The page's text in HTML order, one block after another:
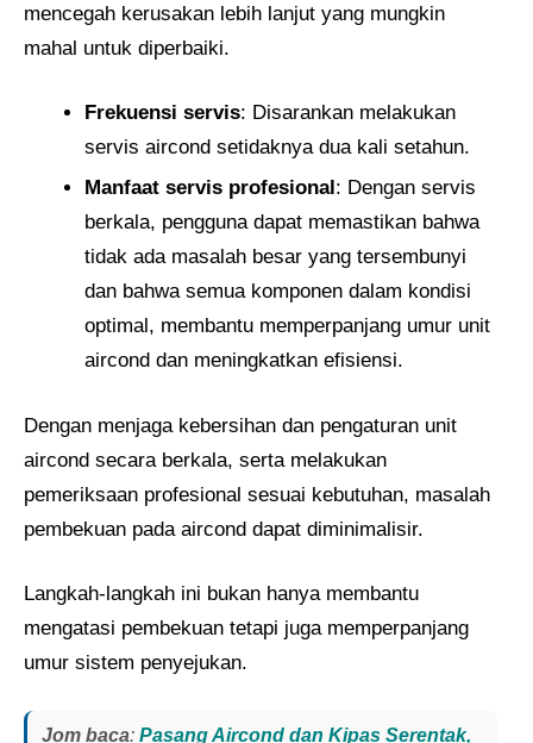
mencegah kerusakan lebih lanjut yang mungkin
mahal untuk diperbaiki.
Frekuensi servis: Disarankan melakukan
servis aircond setidaknya dua kali setahun.
Manfaat servis profesional : Dengan servis
berkala, pengguna dapat memastikan bahwa
tidak ada masalah besar yang tersembunyi
dan bahwa semua komponen dalam kondisi
optimal, membantu memperpanjang umur unit
aircond dan meningkatkan efisiensi.
Dengan menjaga kebersihan dan pengaturan unit
aircond secara berkala, serta melakukan
pemeriksaan profesional sesuai kebutuhan, masalah
pembekuan pada aircond dapat diminimalisir.
Langkah-langkah ini bukan hanya membantu
mengatasi pembekuan tetapi juga memperpanjang
umur sistem penyejukan.
Jom baca: Pasang Aircond dan Kipas Serentak,